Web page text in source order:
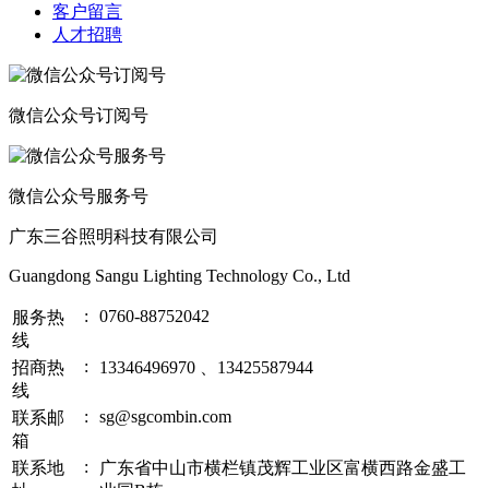
客户留言
人才招聘
微信公众号订阅号
微信公众号服务号
广东三谷照明科技有限公司
Guangdong Sangu Lighting Technology Co., Ltd
服务热
线
: 0760-88752042
招商热
线
: 13346496970 、13425587944
联系邮
箱
: sg@sgcombin.com
联系地
:
广东省中山市横栏镇茂辉工业区富横西路金盛工